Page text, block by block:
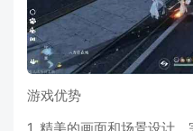
游戏优势